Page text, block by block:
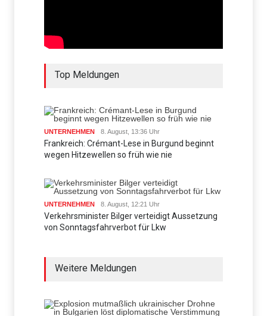
Top Meldungen
UNTERNEHMEN 8. August, 13:36 Uhr
Frankreich: Crémant-Lese in Burgund beginnt
wegen Hitzewellen so früh wie nie
UNTERNEHMEN 8. August, 12:21 Uhr
Verkehrsminister Bilger verteidigt Aussetzung
von Sonntagsfahrverbot für Lkw
Weitere Meldungen